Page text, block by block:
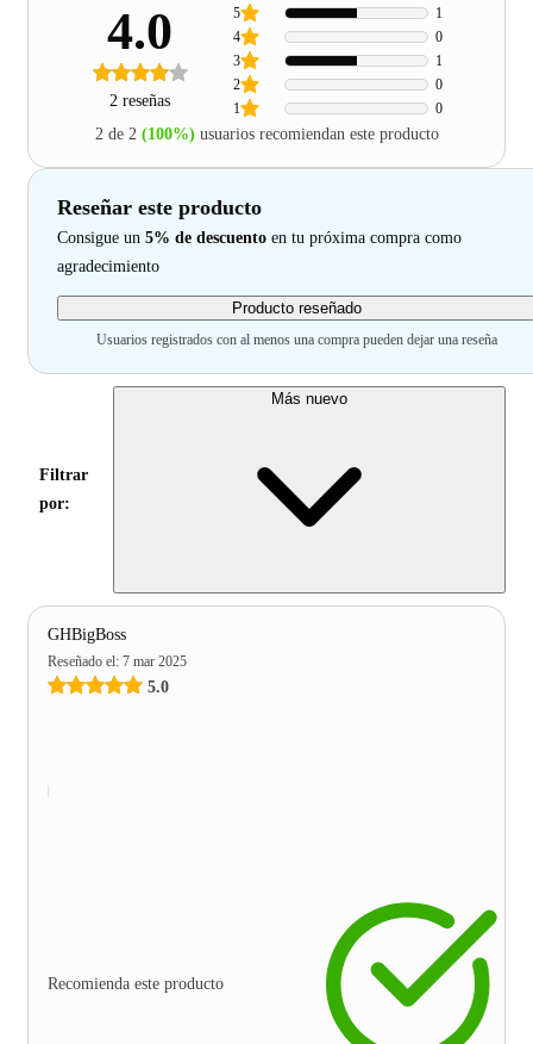
4.0
2 reseñas 1 0
2 0
3 1
4 0
5 1
2 de 2 (100%) usuarios recomiendan este producto
Reseñar este producto
Consigue un 5% de descuento en tu próxima compra como
agradecimiento
Producto reseñado
Usuarios registrados con al menos una compra pueden dejar una reseña
Filtrar
por:
Más nuevo
GHBigBoss
Reseñado el: 7 mar 2025
5.0
Recomienda este producto